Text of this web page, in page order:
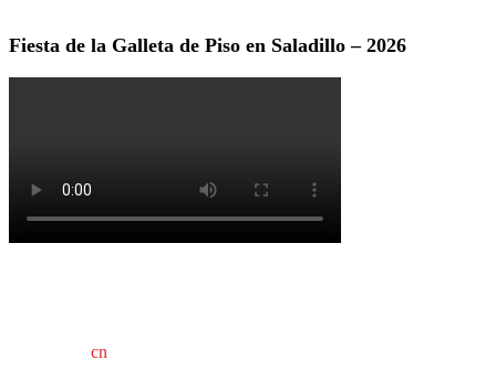
Fiesta de la Galleta de Piso en Saladillo – 2026
cn